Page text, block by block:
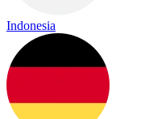
Indonesia